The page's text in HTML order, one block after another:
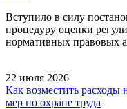
Вступило в силу
процедуру оценки
нормативных правовых
22 июля 2026
Как возместить расходы
мер по охране труда